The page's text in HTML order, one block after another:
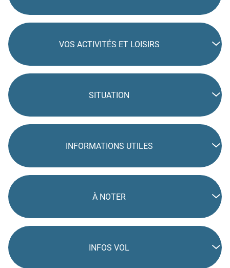
VOS ACTIVITÉS ET LOISIRS
SITUATION
INFORMATIONS UTILES
À NOTER
INFOS VOL